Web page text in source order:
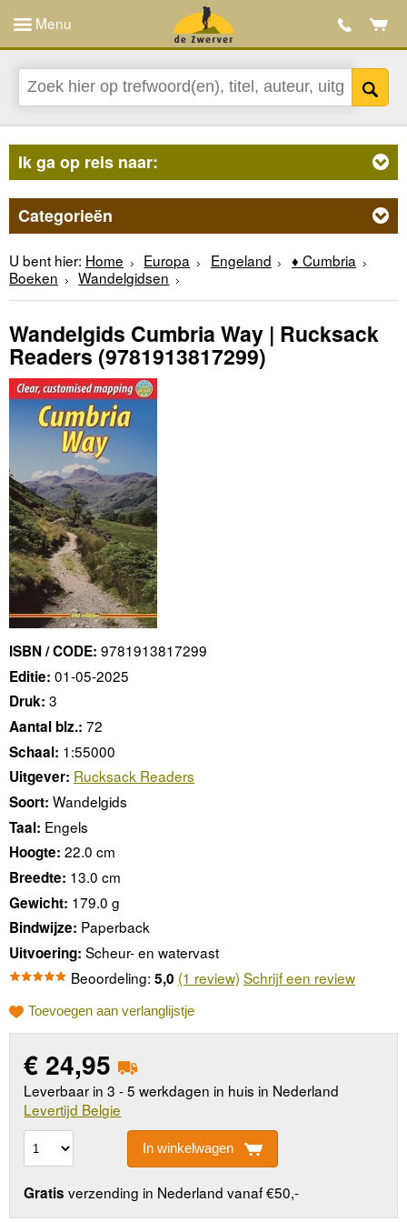
Menu
Ik ga op reis naar:
Categorieën
U bent hier: Home Europa Engeland
♦ Cumbria
Boeken
Wandelgidsen
Wandelgids Cumbria Way | Rucksack
Readers (9781913817299)
ISBN / CODE: 9781913817299
Editie: 01-05-2025
Druk: 3
Aantal blz.: 72
Schaal: 1:55000
Uitgever: Rucksack Readers
Soort: Wandelgids
Taal: Engels
Hoogte: 22.0 cm
Breedte: 13.0 cm
Gewicht: 179.0 g
Bindwijze: Paperback
Uitvoering: Scheur- en watervast
Beoordeling: 5,0 (1 review) Schrijf een review
Toevoegen aan verlanglijstje
€ 24,95
Leverbaar in 3 - 5 werkdagen in huis in Nederland
Levertijd Belgie
In winkelwagen
Gratis verzending in Nederland vanaf €50,-